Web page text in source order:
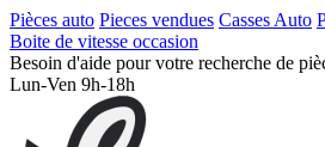
Pièces auto Pieces vendues Casses Auto
Boite de vitesse occasion
Besoin d'aide pour votre recherche de
Lun-Ven 9h-18h